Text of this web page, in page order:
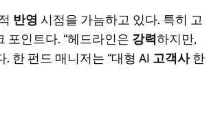
반영 시점을 가늠하고 있다. 특히 고
포인트다. “헤드라인은 강력하지만,
한 펀드 매니저는 “대형 AI 고객사한